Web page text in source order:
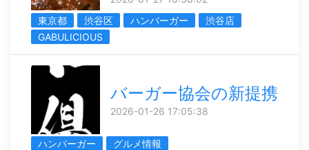
東京都
渋谷区 ハンバーガー
渋谷店
GABULICIOUS
バーガー協会の新提携
2026-01-26 17:05:38
ハンバーガー
グルメ情報